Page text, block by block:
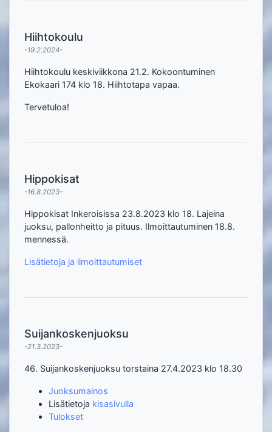
Hiihtokoulu
-19.2.2024-
Hiihtokoulu keskiviikkona 21.2. Kokoontuminen
Ekokaari 174 klo 18. Hiihtotapa vapaa.
Tervetuloa!
Hippokisat
-16.8.2023-
Hippokisat Inkeroisissa 23.8.2023 klo 18. Lajeina
juoksu, pallonheitto ja pituus. Ilmoittautuminen 18.8.
mennessä.
Lisätietoja ja ilmoittautumiset
Suijankoskenjuoksu
-21.3.2023-
46. Suijankoskenjuoksu torstaina 27.4.2023 klo 18.30
Juoksumainos
Lisätietoja kisasivulla
Tulokset